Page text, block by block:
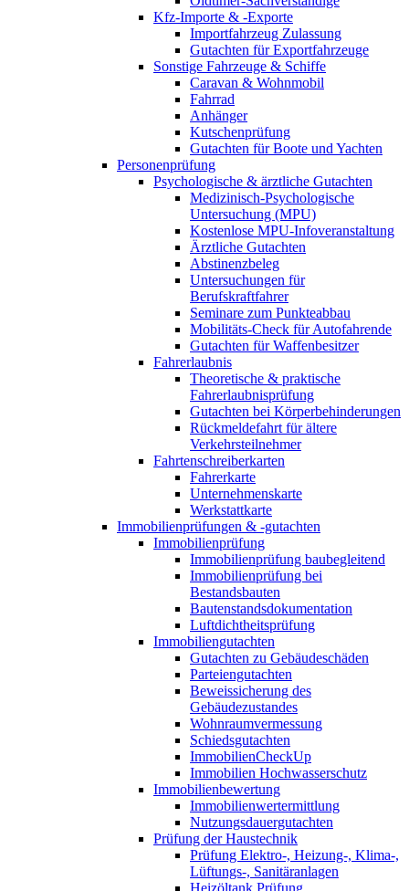
Kfz-Importe & -Exporte
Importfahrzeug Zulassung
Gutachten für Exportfahrzeuge
Sonstige Fahrzeuge & Schiffe
Caravan & Wohnmobil
Fahrrad
Anhänger
Kutschenprüfung
Gutachten für Boote und Yachten
Personenprüfung
Psychologische & ärztliche Gutachten
Medizinisch-Psychologische
Untersuchung (MPU)
Kostenlose MPU-Infoveranstaltung
Ärztliche Gutachten
Abstinenzbeleg
Untersuchungen für
Berufskraftfahrer
Seminare zum Punkteabbau
Mobilitäts-Check für Autofahrende
Gutachten für Waffenbesitzer
Fahrerlaubnis
Theoretische & praktische
Fahrerlaubnisprüfung
Gutachten bei Körperbehinderungen
Rückmeldefahrt für ältere
Verkehrsteilnehmer
Fahrtenschreiberkarten
Fahrerkarte
Unternehmenskarte
Werkstattkarte
Immobilienprüfungen & -gutachten
Immobilienprüfung
Immobilienprüfung baubegleitend
Immobilienprüfung bei
Bestandsbauten
Bautenstandsdokumentation
Luftdichtheitsprüfung
Immobiliengutachten
Gutachten zu Gebäudeschäden
Parteiengutachten
Beweissicherung des
Gebäudezustandes
Wohnraumvermessung
Schiedsgutachten
ImmobilienCheckUp
Immobilien Hochwasserschutz
Immobilienbewertung
Immobilienwertermittlung
Nutzungsdauergutachten
Prüfung der Haustechnik
Prüfung Elektro-, Heizung-, Klima-,
Lüftungs-, Sanitäranlagen
Heizöltank Prüfung